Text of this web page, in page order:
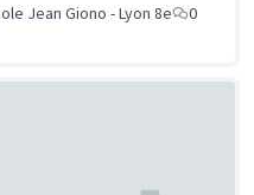
Jean Giono - Lyon 8e
0